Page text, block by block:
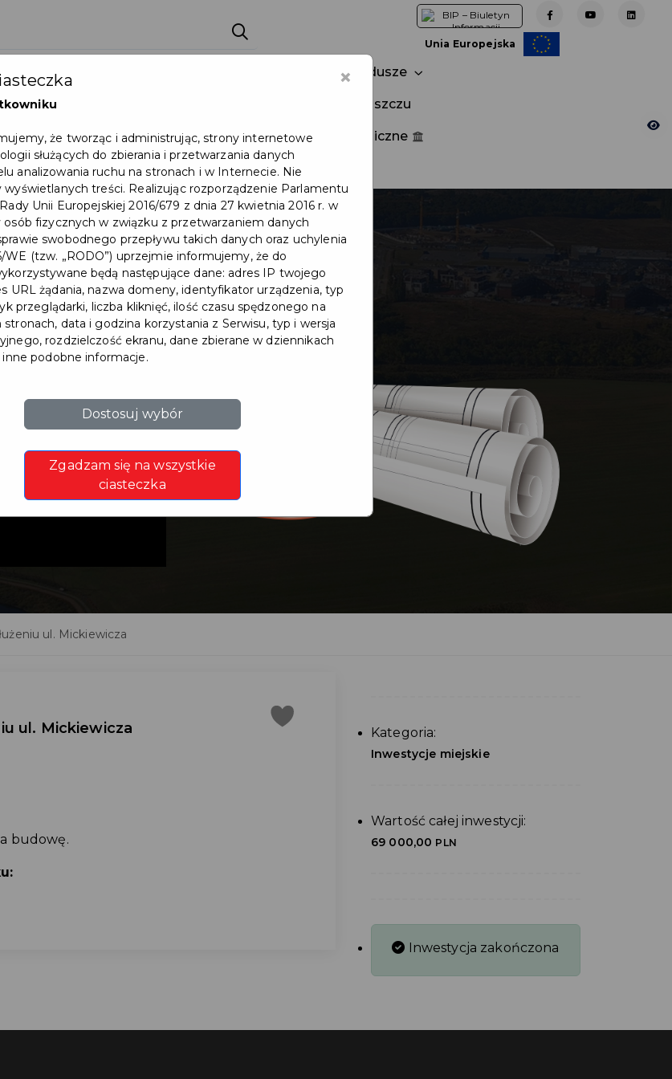
Unia Europejska
Fundusze
Programy Zainwestuj w Pruszczu
Miasta Załatw sprawę Zamówienia publiczne
Ochrona ludności
ul.
ul. Mickiewicza
ul. Mickiewicza
budowę.
Kategoria:
Inwestycje miejskie
Wartość całej inwestycji:
69 000,00 PLN
Inwestycja zakończona
×
że tworząc i administrując, strony internetowe
służących do zbierania i przetwarzania danych
analizowania ruchu na stronach i w Internecie. Nie
wyświetlanych treści. Realizując rozporządzenie Parlamentu
Unii Europejskiej 2016/679 z dnia 27 kwietnia 2016 r. w
osób fizycznych w związku z przetwarzaniem danych
swobodnego przepływu takich danych oraz uchylenia
WE (tzw. „RODO”) uprzejmie informujemy, że do
będą następujące dane: adres IP twojego
URL żądania, nazwa domeny, identyfikator urządzenia, typ
przeglądarki, liczba kliknięć, ilość czasu spędzonego na
data i godzina korzystania z Serwisu, typ i wersja
rozdzielczość ekranu, dane zbierane w dziennikach
inne podobne informacje.
Dostosuj wybór
Zgadzam się na wszystkie
ciasteczka